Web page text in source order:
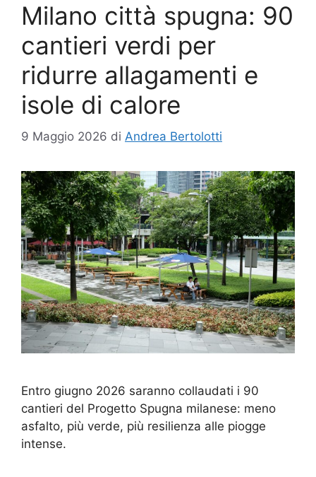
Milano città spugna: 90
cantieri verdi per
ridurre allagamenti e
isole di calore
9 Maggio 2026 di Andrea Bertolotti
Entro giugno 2026 saranno collaudati i 90
cantieri del Progetto Spugna milanese: meno
asfalto, più verde, più resilienza alle piogge
intense.